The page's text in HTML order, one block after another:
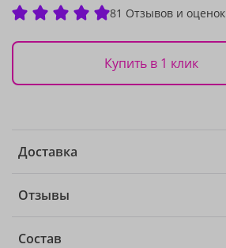
81 Отзывов и оценок
Купить в 1 клик
Доставка
Отзывы
Состав